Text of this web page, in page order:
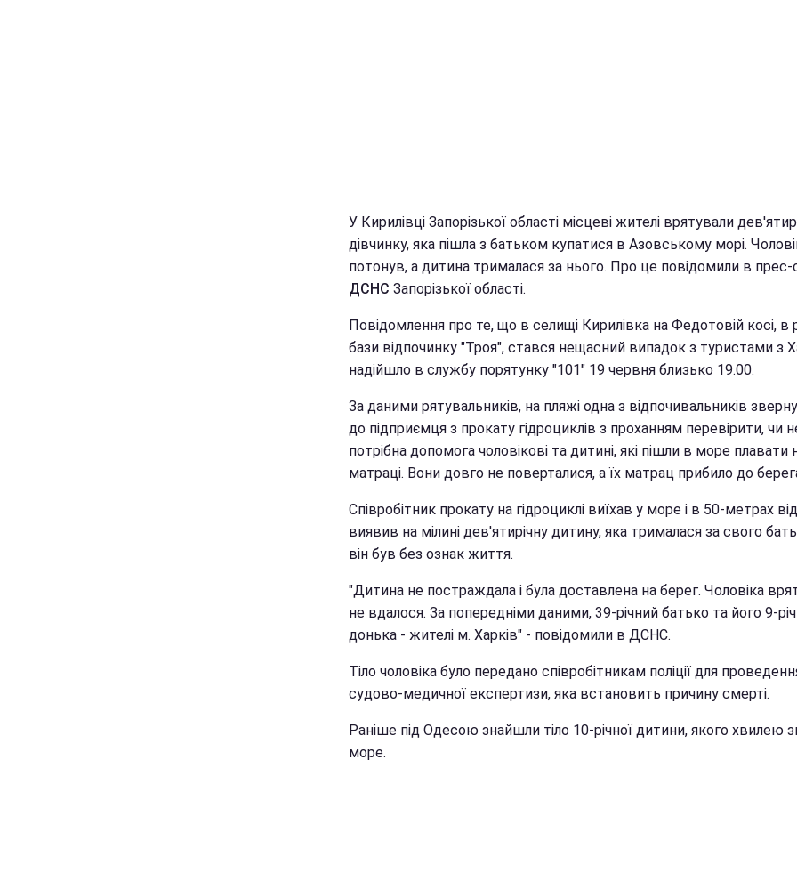
У Кирилівці Запорізької області місцеві жителі врятували
дівчинку, яка пішла з батьком купатися в Азовському морі.
потонув, а дитина трималася за нього. Про це повідомили в прес-
ДСНС Запорізької області.
Повідомлення про те, що в селищі Кирилівка на Федотовій косі, в
бази відпочинку "Троя", стався нещасний випадок з туристами з
надійшло в службу порятунку "101" 19 червня близько 19.00.
За даними рятувальників, на пляжі одна з відпочивальників
до підприємця з прокату гідроциклів з проханням перевірити, чи
потрібна допомога чоловікові та дитині, які пішли в море плавати
матраці. Вони довго не поверталися, а їх матрац прибило до
Співробітник прокату на гідроциклі виїхав у море і в 50-метрах
виявив на мілині дев'ятирічну дитину, яка трималася за свого
він був без ознак життя.
"Дитина не постраждала і була доставлена на берег. Чоловіка
не вдалося. За попередніми даними, 39-річний батько та його 9-
донька - жителі м. Харків" - повідомили в ДСНС.
Тіло чоловіка було передано співробітникам поліції для
судово-медичної експертизи, яка встановить причину смерті.
Раніше під Одесою знайшли тіло 10-річної дитини, якого хвилею
море.